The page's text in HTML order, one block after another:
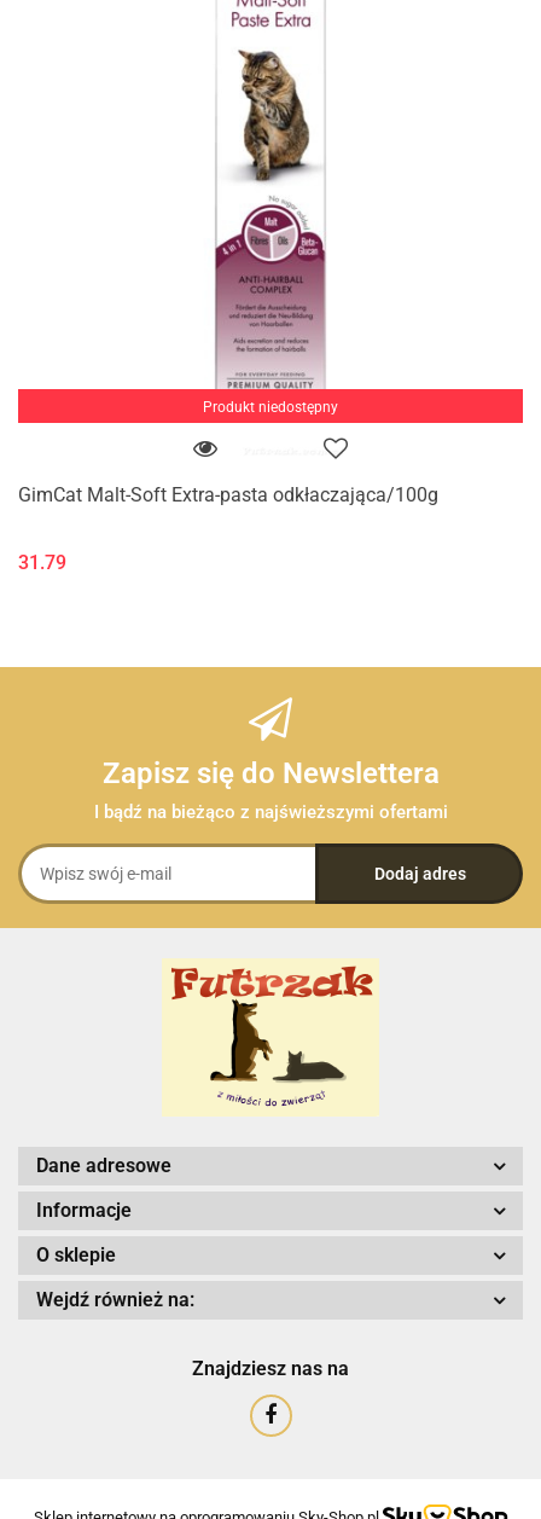
Produkt niedostępny
GimCat Malt-Soft Extra-pasta odkłaczająca/100g
31.79
Zapisz się do Newslettera
I bądź na bieżąco z najświeższymi ofertami
Dane adresowe
Informacje
O sklepie
Wejdź również na:
Znajdziesz nas na